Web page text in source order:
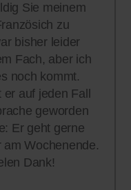
Sie meinem
zu
bisher leider
Fach, aber ich
noch kommt.
auf jeden Fall
geworden
Er geht gerne
Wochenende.
Dank!